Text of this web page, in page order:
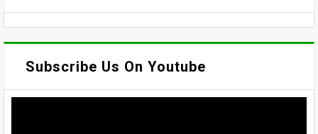
Subscribe Us On Youtube